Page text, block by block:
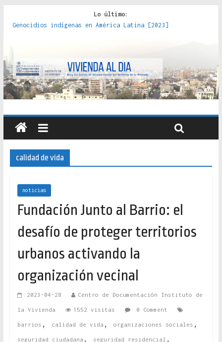
Lo último:
Genocidios indígenas en América Latina [2023]
políticas, prácticas y representaciones [2022]
crítica de las fronteras latinoamericanas [2020]
Criterios técnicos para una vivienda adecuada [2019]
Red de consultorios de la Caja del Seguro Obrero en
Santiago : un patrimonio emblemático [2014]
calidad de vida
noticias
Fundación Junto al Barrio: el
desafío de proteger territorios
urbanos activando la
organización vecinal
2023-04-28 Centro de Documentación Instituto de
la Vivienda 1552 visitas 0 Comment
barrios , calidad de vida , organizaciones sociales ,
seguridad ciudadana , seguridad residencial ,